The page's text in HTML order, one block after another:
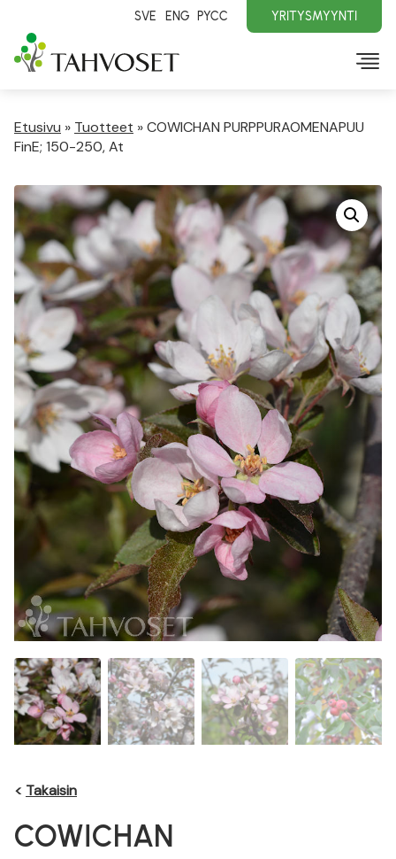
SVE ENG PYCC YRITYSMYYNTI
Etusivu » Tuotteet »COWICHAN PURPPURAOMENAPUU
FinE; 150-250, At
< Takaisin
COWICHAN